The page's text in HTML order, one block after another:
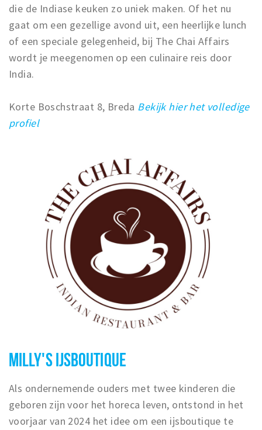
die de Indiase keuken zo uniek maken. Of het nu
gaat om een gezellige avond uit, een heerlijke lunch
of een speciale gelegenheid, bij The Chai Affairs
wordt je meegenomen op een culinaire reis door
India.
Korte Boschstraat 8, Breda Bekijk hier het volledige
profiel
MILLY'S IJSBOUTIQUE
Als ondernemende ouders met twee kinderen die
geboren zijn voor het horeca leven, ontstond in het
voorjaar van 2024 het idee om een ijsboutique te